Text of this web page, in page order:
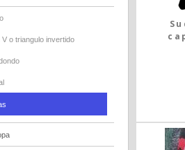
V o triangulo invertido